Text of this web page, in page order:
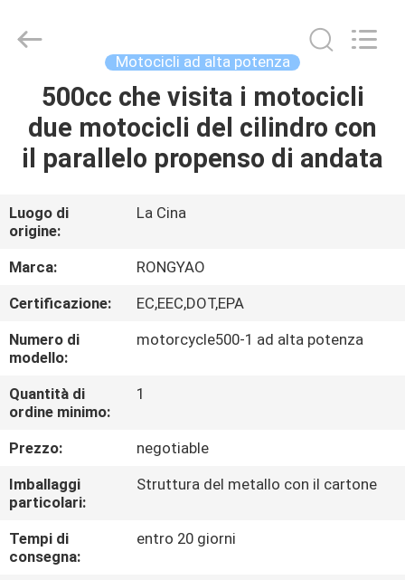
CASA
PRODOTTI
CIRCA
NOI
GIRO
DELLA
FABBRICA
CONTROLLO
DI
QUALITÀ
CONTATTICI
Rongyao
Vehicle
Motocicli ad alta potenza
500cc che visita i motocicli
due motocicli del cilindro con
il parallelo propenso di andata
Luogo di
origine:
La Cina
Marca:
RONGYAO
Certificazione:
EC,EEC,DOT,EPA
Numero di
modello:
motorcycle500-1 ad alta potenza
Quantità di
ordine minimo:
1
Prezzo:
negotiable
Imballaggi
particolari:
Struttura del metallo con il cartone
Tempi di
consegna:
entro 20 giorni